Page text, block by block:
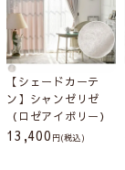
【シェードカーテ
ン】シャンゼリゼ
（ロゼアイボリー）
13,400 (税込)